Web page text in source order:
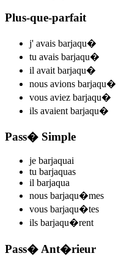
Plus-que-parfait
j' avais barjaqu�
tu avais barjaqu�
il avait barjaqu�
nous avions barjaqu�
vous aviez barjaqu�
ils avaient barjaqu�
Pass� Simple
je barjaquai
tu barjaquas
il barjaqua
nous barjaqu�mes
vous barjaqu�tes
ils barjaqu�rent
Pass� Ant�rieur